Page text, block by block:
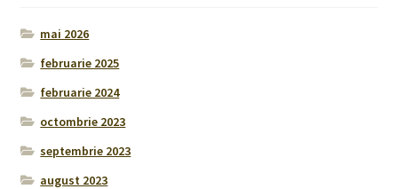
mai 2026
februarie 2025
februarie 2024
octombrie 2023
septembrie 2023
august 2023